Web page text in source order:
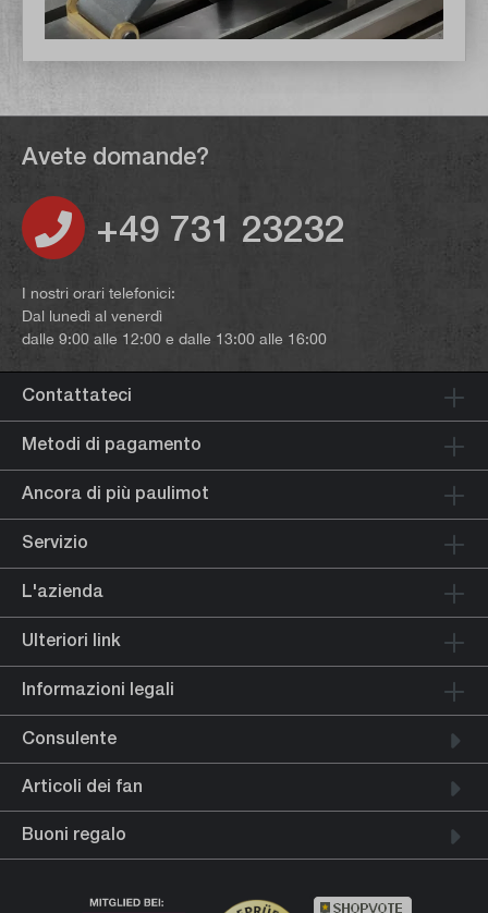
Avete domande?
+49 731 23232
I nostri orari telefonici:
Dal lunedì al venerdì
dalle 9:00 alle 12:00 e dalle 13:00 alle 16:00
Contattateci
Metodi di pagamento
Ancora di più paulimot
Servizio
L'azienda
Ulteriori link
Informazioni legali
Consulente
Articoli dei fan
Buoni regalo